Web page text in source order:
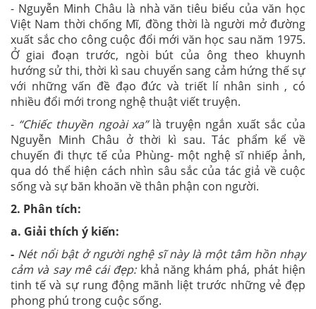
- Nguyễn Minh Châu là nhà văn tiêu biểu của văn học
Việt Nam thời chống Mĩ, đồng thời là người mở đường
xuất sắc cho công cuộc đổi mới văn học sau năm 1975.
Ở giai đoạn trước, ngòi bút của ông theo khuynh
hướng sử thi, thời kì sau chuyển sang cảm hứng thế sự
với những vấn đề đạo đức và triết lí nhân sinh , có
nhiều đổi mới trong nghệ thuật viết truyện.
- “Chiếc thuyền ngoài xa”là truyện ngắn xuất sắc của
Nguyễn Minh Châu ở thời kì sau. Tác phẩm kể về
chuyến đi thực tế của Phùng- một nghệ sĩ nhiếp ảnh,
qua dó thể hiện cách nhìn sâu sắc của tác giả về cuộc
sống và sự băn khoăn về thân phận con người.
2. Phân tích:
a. Giải thích ý kiến:
- Nét nổi bật ở người nghệ sĩ này là một tâm hồn nhạy
cảm và say mê cái đẹp: khả năng khám phá, phát hiện
tinh tế và sự rung động mãnh liệt trước những vẻ đẹp
phong phú trong cuộc sống.